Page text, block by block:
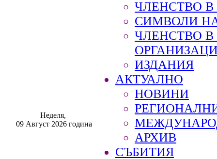
Неделя,
09 Август 2026 година
ЧЛЕНСТВО В
СИМВОЛИ
ЧЛЕНСТВО
ИЗДАНИЯ
АКТУАЛНО
НОВИНИ
АРХИВ
СЪБИТИЯ